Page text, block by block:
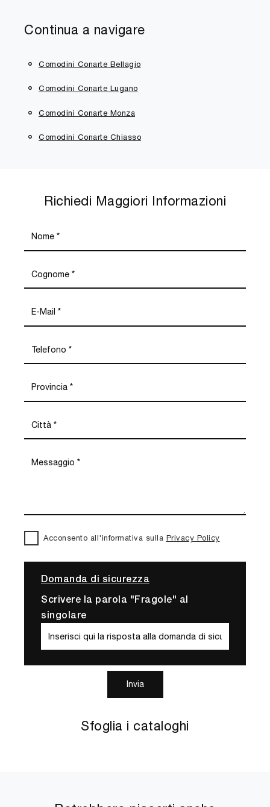
Continua a navigare
Comodini Conarte Bellagio
Comodini Conarte Lugano
Comodini Conarte Monza
Comodini Conarte Chiasso
Sfoglia i cataloghi
Richiedi Maggiori Informazioni
Acconsento all'informativa sulla Privacy Policy
Domanda di sicurezza
Scrivere la parola "Fragole" al
singolare
Invia